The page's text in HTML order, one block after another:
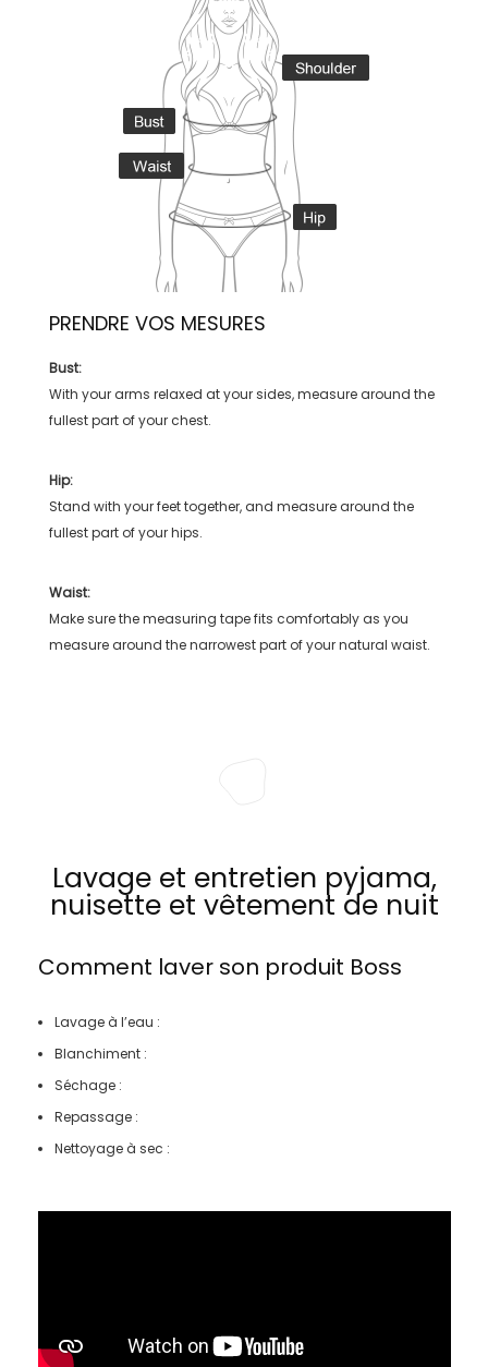
PRENDRE VOS MESURES
Bust:
With your arms relaxed at your sides, measure around the
fullest part of your chest.
Hip:
Stand with your feet together, and measure around the
fullest part of your hips.
Waist:
Make sure the measuring tape fits comfortably as you
measure around the narrowest part of your natural waist.
Lavage et entretien pyjama,
nuisette et vêtement de nuit
Comment laver son produit Boss
Lavage à l’eau :
Blanchiment :
Séchage :
Repassage :
Nettoyage à sec :